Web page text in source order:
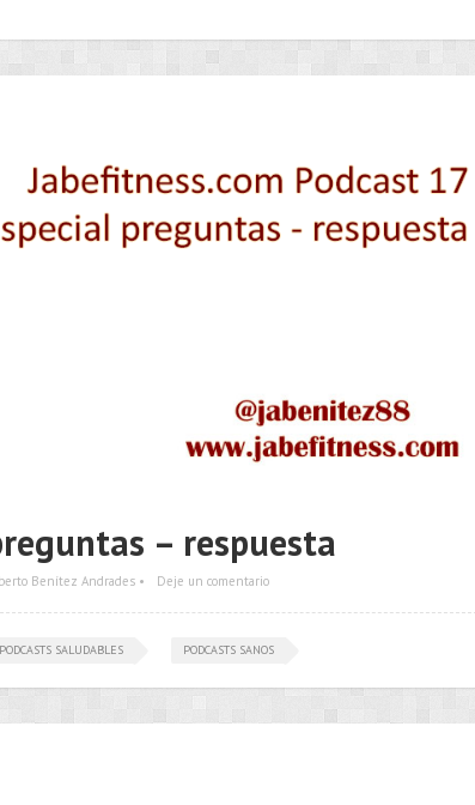
– respuesta
Benítez Andrades • Deje un comentario
PODCASTS SALUDABLES PODCASTS SANOS